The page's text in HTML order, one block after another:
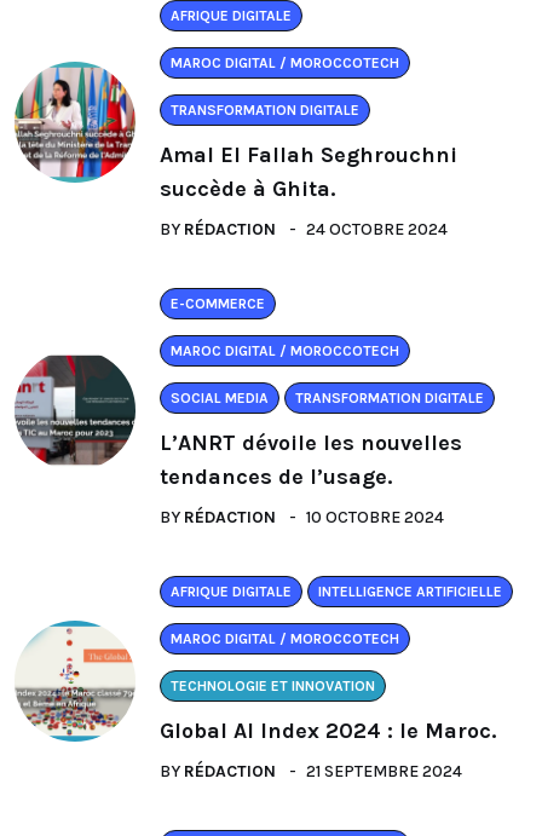
AFRIQUE DIGITALE
MAROC DIGITAL / MOROCCOTECH
TRANSFORMATION DIGITALE
Amal El Fallah Seghrouchni
succède à Ghita.
BY RÉDACTION 24 OCTOBRE 2024
E-COMMERCE
MAROC DIGITAL / MOROCCOTECH
SOCIAL MEDIA TRANSFORMATION DIGITALE
L’ANRT dévoile les nouvelles
tendances de l’usage.
BY RÉDACTION 10 OCTOBRE 2024
AFRIQUE DIGITALE INTELLIGENCE ARTIFICIELLE
MAROC DIGITAL / MOROCCOTECH
TECHNOLOGIE ET INNOVATION
Global AI Index 2024 : le Maroc.
BY RÉDACTION 21 SEPTEMBRE 2024